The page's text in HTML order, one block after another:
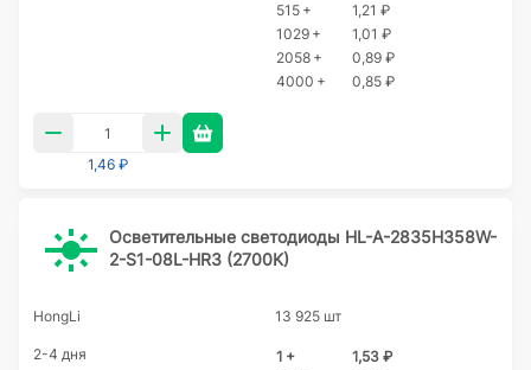
515 +
1,21 ₽
1029 +
1,01 ₽
2058 +
0,89 ₽
4000 +
0,85 ₽
1,46 ₽
Осветительные светодиоды HL-A-2835H358W-
2-S1-08L-HR3 (2700K)
HongLi 13 925 шт
2-4 дня 1 +
1,53 ₽